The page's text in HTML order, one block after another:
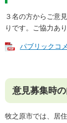
３名の方からご意
りです。ご協力あ
パブリックコ
意見募集時
牧之原市では、居